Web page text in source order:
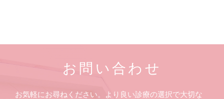
お問い合わせ
お気軽にお尋ねください。より良い診療の選択で大切な